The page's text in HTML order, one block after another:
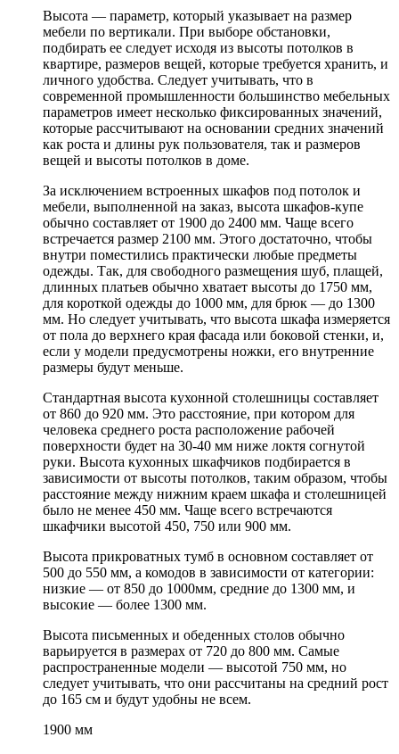
Высота — параметр, который указывает на размер
мебели по вертикали. При выборе обстановки,
подбирать ее следует исходя из высоты потолков в
квартире, размеров вещей, которые требуется хранить, и
личного удобства. Следует учитывать, что в
современной промышленности большинство мебельных
параметров имеет несколько фиксированных значений,
которые рассчитывают на основании средних значений
как роста и длины рук пользователя, так и размеров
вещей и высоты потолков в доме.
За исключением встроенных шкафов под потолок и
мебели, выполненной на заказ, высота шкафов-купе
обычно составляет от 1900 до 2400 мм. Чаще всего
встречается размер 2100 мм. Этого достаточно, чтобы
внутри поместились практически любые предметы
одежды. Так, для свободного размещения шуб, плащей,
длинных платьев обычно хватает высоты до 1750 мм,
для короткой одежды до 1000 мм, для брюк — до 1300
мм. Но следует учитывать, что высота шкафа измеряется
от пола до верхнего края фасада или боковой стенки, и,
если у модели предусмотрены ножки, его внутренние
размеры будут меньше.
Стандартная высота кухонной столешницы составляет
от 860 до 920 мм. Это расстояние, при котором для
человека среднего роста расположение рабочей
поверхности будет на 30-40 мм ниже локтя согнутой
руки. Высота кухонных шкафчиков подбирается в
зависимости от высоты потолков, таким образом, чтобы
расстояние между нижним краем шкафа и столешницей
было не менее 450 мм. Чаще всего встречаются
шкафчики высотой 450, 750 или 900 мм.
Высота прикроватных тумб в основном составляет от
500 до 550 мм, а комодов в зависимости от категории:
низкие — от 850 до 1000мм, средние до 1300 мм, и
высокие — более 1300 мм.
Высота письменных и обеденных столов обычно
варьируется в размерах от 720 до 800 мм. Самые
распространенные модели — высотой 750 мм, но
следует учитывать, что они рассчитаны на средний рост
до 165 см и будут удобны не всем.
1900 мм